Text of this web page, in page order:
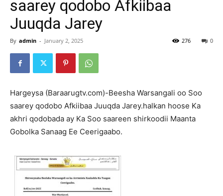
saarey qodobo Afkiibaa
Juuqda Jarey
By admin - January 2, 2025 0
276
Hargeysa (Baraarugtv.com)-Beesha Warsangali oo Soo
saarey qodobo Afkiibaa Juuqda Jarey.halkan hoose Ka
akhri qodobada ay Ka Soo saareen shirkoodii Maanta
Gobolka Sanaag Ee Ceerigaabo.